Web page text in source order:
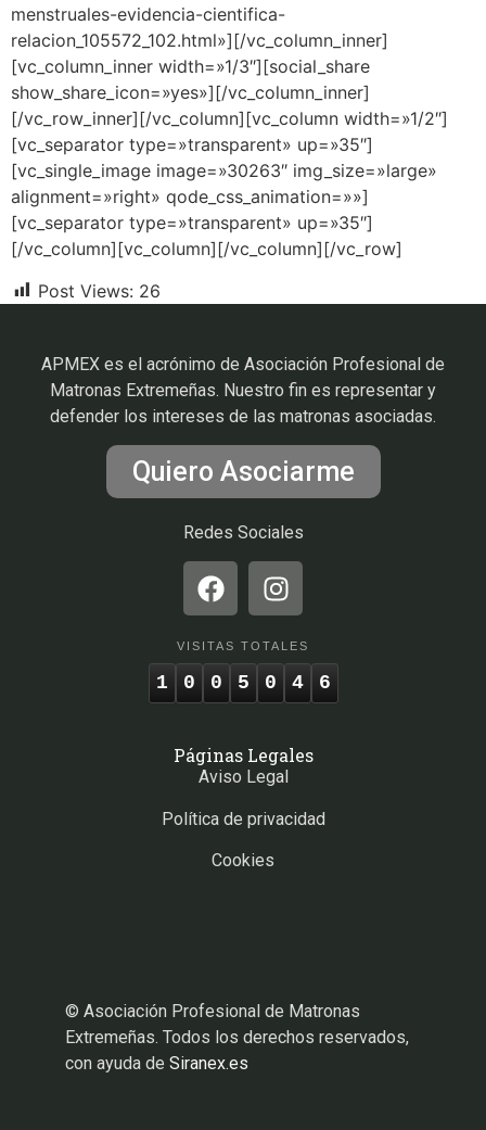
menstruales-evidencia-cientifica-
relacion_105572_102.html»][/vc_column_inner]
[vc_column_inner width=»1/3″][social_share
show_share_icon=»yes»][/vc_column_inner]
[/vc_row_inner][/vc_column][vc_column width=»1/2″]
[vc_separator type=»transparent» up=»35″]
[vc_single_image image=»30263″ img_size=»large»
alignment=»right» qode_css_animation=»»]
[vc_separator type=»transparent» up=»35″]
[/vc_column][vc_column][/vc_column][/vc_row]
Post Views: 26
APMEX es el acrónimo de Asociación Profesional de
Matronas Extremeñas. Nuestro fin es representar y
defender los intereses de las matronas asociadas.
Quiero Asociarme
Redes Sociales
VISITAS TOTALES
1 0 0 5 0 4 6
Páginas Legales
Aviso Legal
Política de privacidad
Cookies
© Asociación Profesional de Matronas
Extremeñas. Todos los derechos reservados,
con ayuda de Siranex.es